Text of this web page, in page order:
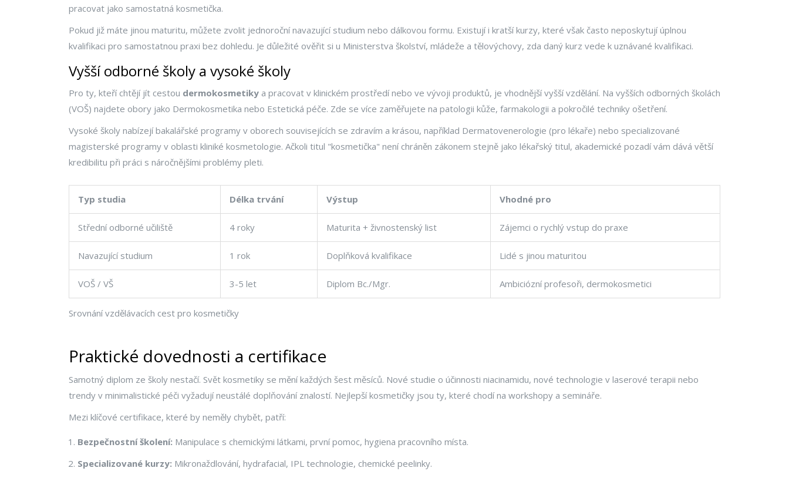
pracovat jako samostatná kosmetička.
Pokud již máte jinou maturitu, můžete zvolit jednoroční navazující studium nebo dálkovou formu. Existují i kratší kurzy, které však často neposkytují úplnou
kvalifikaci pro samostatnou praxi bez dohledu. Je důležité ověřit si u Ministerstva školství, mládeže a tělovýchovy, zda daný kurz vede k uznávané kvalifikaci.
Vyšší odborné školy a vysoké školy
Pro ty, kteří chtějí jít cestou dermokosmetiky a pracovat v klinickém prostředí nebo ve vývoji produktů, je vhodnější vyšší vzdělání. Na vyšších odborných školách
(VOŠ) najdete obory jako Dermokosmetika nebo Estetická péče. Zde se více zaměřujete na patologii kůže, farmakologii a pokročilé techniky ošetření.
Vysoké školy nabízejí bakalářské programy v oborech souvisejících se zdravím a krásou, například Dermatovenerologie (pro lékaře) nebo specializované
magisterské programy v oblasti kliniké kosmetologie. Ačkoli titul "kosmetička" není chráněn zákonem stejně jako lékařský titul, akademické pozadí vám dává větší
kredibilitu při práci s náročnějšími problémy pleti.
Srovnání vzdělávacích cest pro kosmetičky
Typ studia Délka trvání Výstup Vhodné pro
Střední odborné učiliště 4 roky Maturita + živnostenský list Zájemci o rychlý vstup do praxe
Navazující studium 1 rok Doplňková kvalifikace Lidé s jinou maturitou
VOŠ / VŠ 3-5 let Diplom Bc./Mgr. Ambiciózní profesoři, dermokosmetici
Praktické dovednosti a certifikace
Samotný diplom ze školy nestačí. Svět kosmetiky se mění každých šest měsíců. Nové studie o účinnosti niacinamidu, nové technologie v laserové terapii nebo
trendy v minimalistické péči vyžadují neustálé doplňování znalostí. Nejlepší kosmetičky jsou ty, které chodí na workshopy a semináře.
Mezi klíčové certifikace, které by neměly chybět, patří:
Bezpečnostní školení: Manipulace s chemickými látkami, první pomoc, hygiena pracovního místa.
Specializované kurzy: Mikronaždlování, hydrafacial, IPL technologie, chemické peelinky.